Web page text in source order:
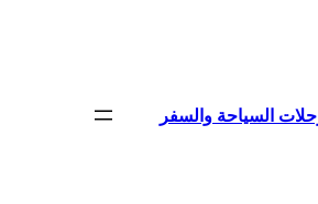
السياحة والسفر